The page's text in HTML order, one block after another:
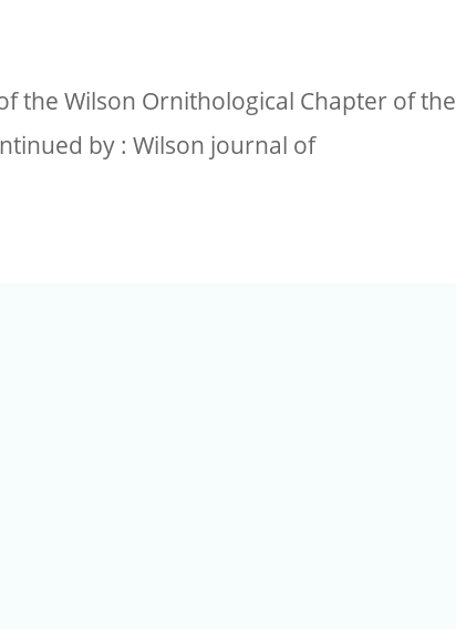
the Wilson Ornithological Chapter of the
by : Wilson journal of